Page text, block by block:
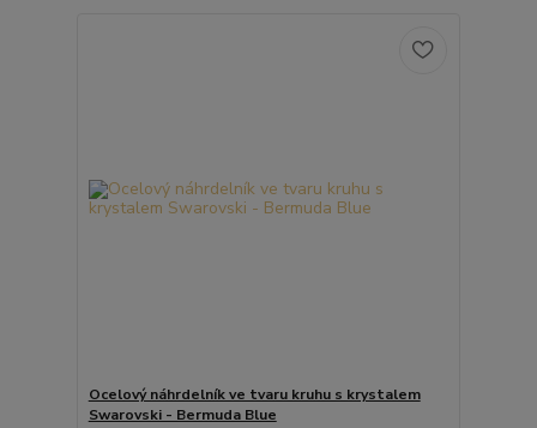
Ocelový náhrdelník ve tvaru kruhu s krystalem
Swarovski - Bermuda Blue